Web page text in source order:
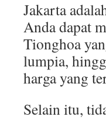
Jakarta
Anda dapat
Tionghoa
lumpia,
harga yang
Selain itu,